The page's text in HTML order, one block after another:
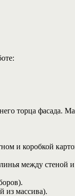
торца фасада.
и коробкой
между стеной
из массива).